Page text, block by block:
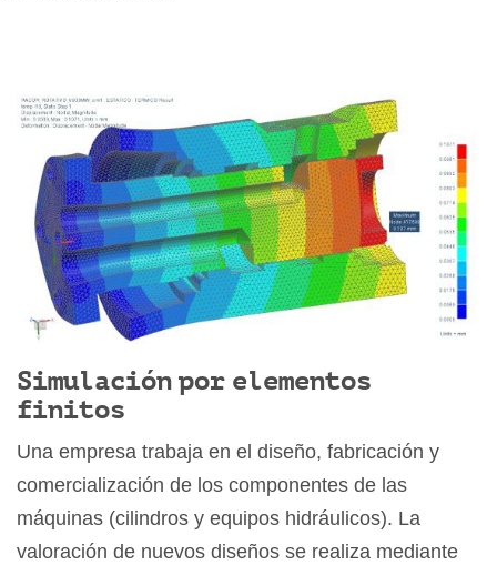
Simulación por elementos
finitos
Una empresa trabaja en el diseño, fabricación y
comercialización de los componentes de las
máquinas (cilindros y equipos hidráulicos). La
valoración de nuevos diseños se realiza mediante